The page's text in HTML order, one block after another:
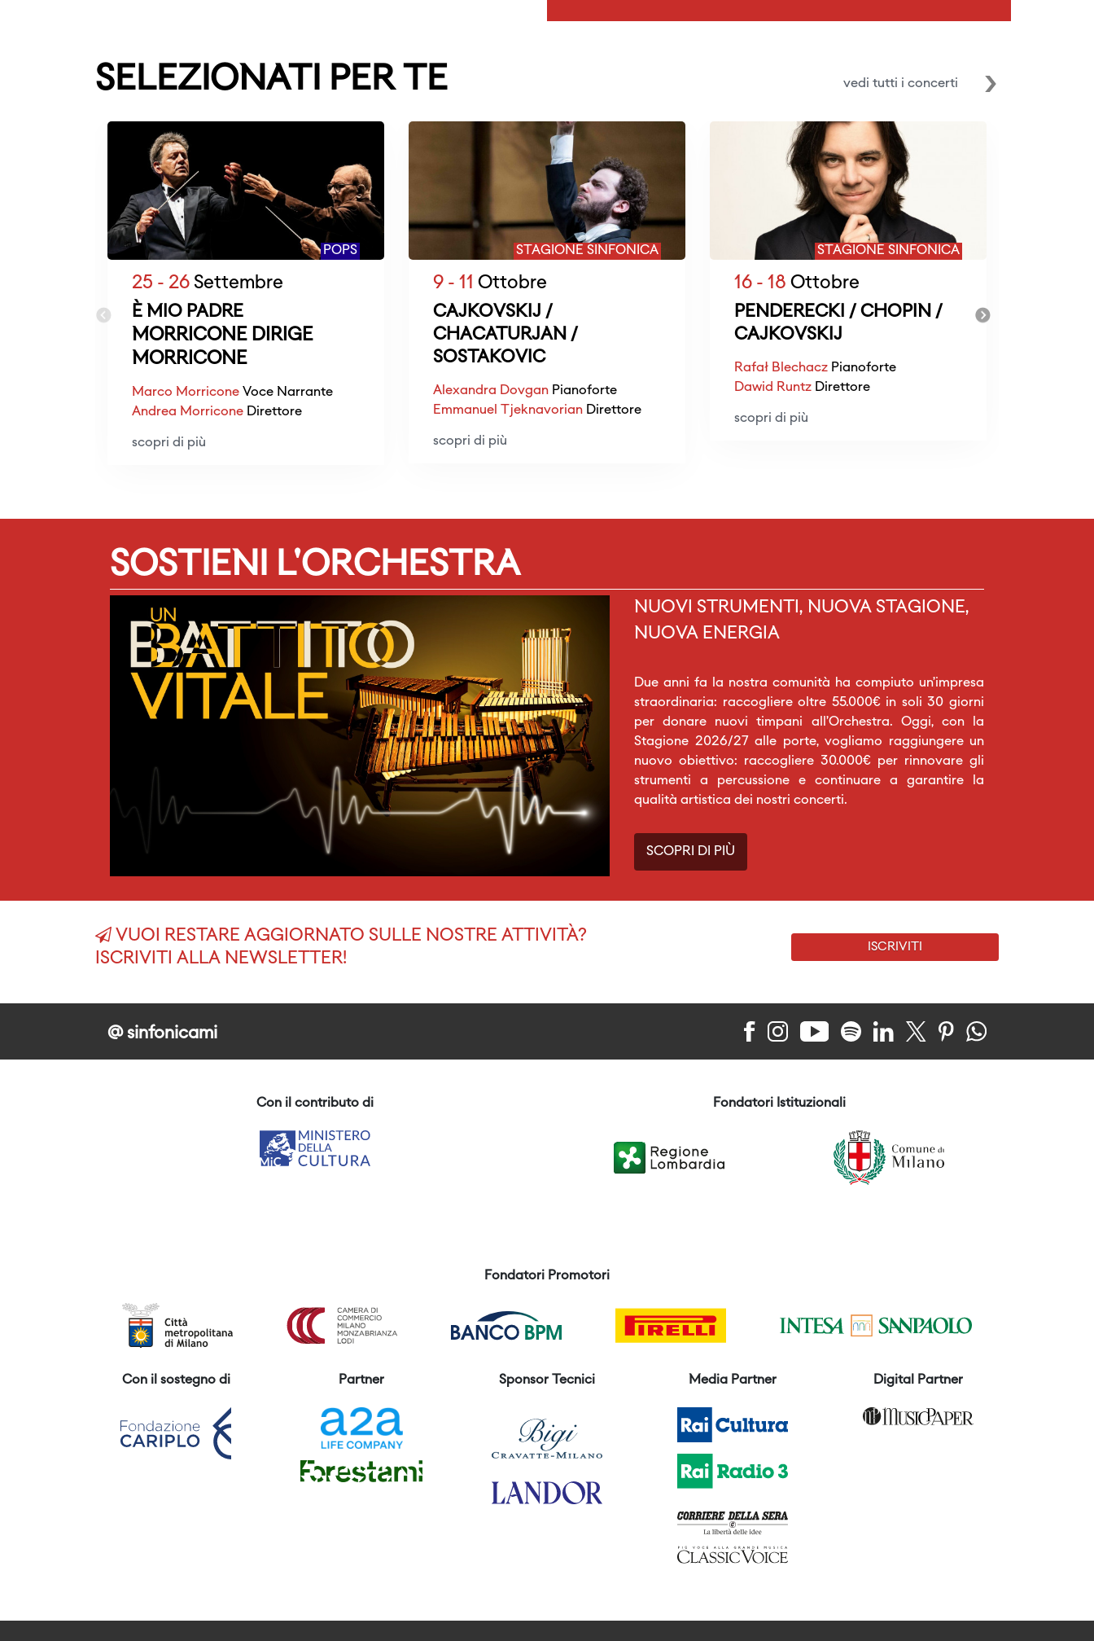
SELEZIONATI PER TE vedi tutti i concerti
POPS
25 - 26 Settembre
È MIO PADRE
MORRICONE DIRIGE
MORRICONE
Marco Morricone Voce Narrante
Andrea Morricone Direttore
scopri di più
STAGIONE SINFONICA
9 - 11 Ottobre
CAJKOVSKIJ /
CHACATURJAN /
SOSTAKOVIC
Alexandra Dovgan Pianoforte
Emmanuel Tjeknavorian Direttore
scopri di più
STAGIONE SINFONICA
16 - 18 Ottobre
PENDERECKI / CHOPIN /
CAJKOVSKIJ
Rafał Blechacz Pianoforte
Dawid Runtz Direttore
scopri di più
SOSTIENI L'ORCHESTRA
NUOVI STRUMENTI, NUOVA STAGIONE,
NUOVA ENERGIA
Due anni fa la nostra comunità ha compiuto un’impresa
straordinaria: raccogliere oltre 55.000€ in soli 30 giorni
per donare nuovi timpani all’Orchestra. Oggi, con la
Stagione 2026/27 alle porte, vogliamo raggiungere un
nuovo obiettivo: raccogliere 30.000€ per rinnovare gli
strumenti a percussione e continuare a garantire la
qualità artistica dei nostri concerti.
SCOPRI DI PIÙ
VUOI RESTARE AGGIORNATO SULLE NOSTRE ATTIVITÀ?
ISCRIVITI ALLA NEWSLETTER!
ISCRIVITI
@ sinfonicami
Con il contributo di Fondatori Istituzionali
Fondatori Promotori
Con il sostegno di Partner Sponsor Tecnici Media Partner Digital Partner